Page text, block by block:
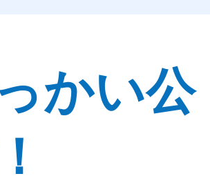
かい公